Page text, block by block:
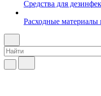
Средства для
Расходные материалы